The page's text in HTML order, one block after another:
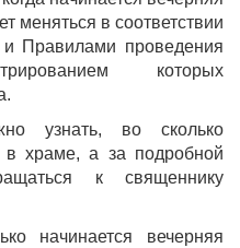
меняться в соответствии
Правилами проведения
которых
узнать, во сколько
в храме, а за подробной
к священнику
начинается вечерняя